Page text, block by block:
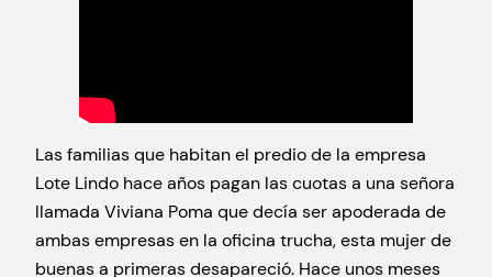
Las familias que habitan el predio de la empresa
Lote Lindo hace años pagan las cuotas a una señora
llamada Viviana Poma que decía ser apoderada de
ambas empresas en la oficina trucha, esta mujer de
buenas a primeras desapareció. Hace unos meses